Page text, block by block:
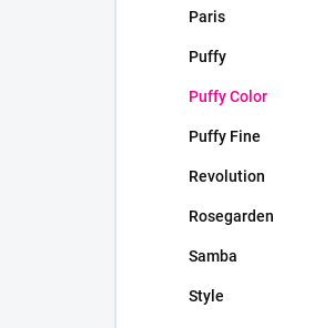
Paris
Puffy
Puffy Color
Puffy Fine
Revolution
Rosegarden
Samba
Style